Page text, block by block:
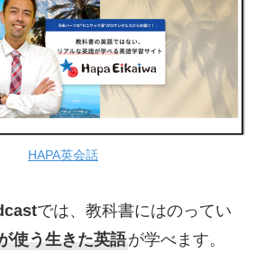
HAPA英会話
では、教科書にはのってい
使う生きた英語が学べます。